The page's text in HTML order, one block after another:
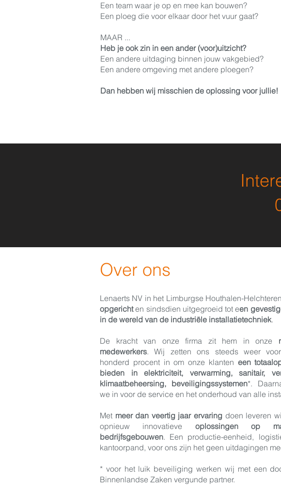
Een team waar je op en mee kan bouwen?
Een ploeg die voor elkaar door het vuur gaat?
MAAR ...
Heb je ook zin in een ander (voor)uitzicht?
Een andere uitdaging binnen jouw vakgebied?
Een andere omgeving met andere ploegen?
Dan hebben wij misschien de oplossing voor jullie!
Over ons
Lenaerts NV in het Limburgse Houthalen-
opgerichten sindsdien uitgegroeid tot een
in de wereld van de industriële installatietechniek.
De kracht van onze firma zit hem in onze
medewerkers. Wij zetten ons steeds weer
honderd procent in om onze klanten een
bieden in elektriciteit, verwarming, sanitair,
klimaatbeheersing, beveiligingssystemen*.
we in voor de service en het onderhoud van alle
Met meer dan veertig jaar ervaring doen leveren
opnieuw innovatieve oplossingen op
bedrijfsgebouwen. Een productie-eenheid,
kantoorpand, voor ons zijn het geen uitdagingen
* voor het luik beveiliging werken wij met een
Binnenlandse Zaken vergunde partner.